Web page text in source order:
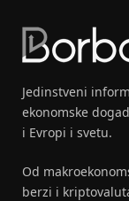
Jedinstveni
ekonomske
i Evropi i svetu.
Od
berzi i